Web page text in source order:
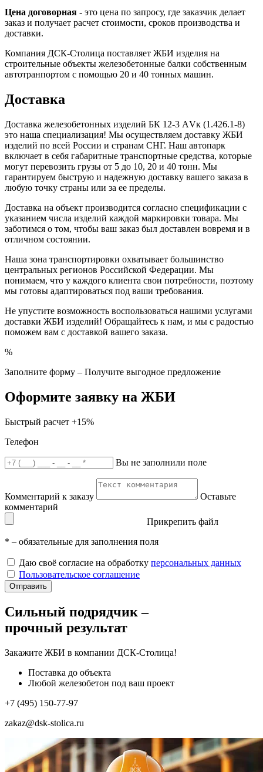
Цена договорная - это цена по запросу, где заказчик делает
заказ и получает расчет стоимости, сроков производства и
доставки.
Компания ДСК-Столица поставляет ЖБИ изделия на
строительные объекты железобетонные балки собственным
автотранпортом с помощью 20 и 40 тонных машин.
Доставка
Доставка железобетонных изделий БК 12-3 АVк (1.426.1-8)
это наша специализация! Мы осуществляем доставку ЖБИ
изделий по всей России и странам СНГ. Наш автопарк
включает в себя габаритные транспортные средства, которые
могут перевозить грузы от 5 до 10, 20 и 40 тонн. Мы
гарантируем быструю и надежную доставку вашего заказа в
любую точку страны или за ее пределы.
Доставка на объект производится согласно спецификации с
указанием числа изделий каждой маркировки товара. Мы
заботимся о том, чтобы ваш заказ был доставлен вовремя и в
отличном состоянии.
Наша зона транспортировки охватывает большинство
центральных регионов Российской Федерации. Мы
понимаем, что у каждого клиента свои потребности, поэтому
мы готовы адаптироваться под ваши требования.
Не упустите возможность воспользоваться нашими услугами
доставки ЖБИ изделий! Обращайтесь к нам, и мы с радостью
поможем вам с доставкой вашего заказа.
%
Заполните форму – Получите выгодное предложение
Оформите заявку на ЖБИ
Быстрый расчет +15%
Телефон
Вы не заполнили поле
Комментарий к заказу
Оставьте
комментарий
Прикрепить файл
* – обязательные для заполнения поля
Даю своё согласие на обработку персональных данных
Пользовательское соглашение
Отправить
Сильный подрядчик –
прочный результат
Закажите ЖБИ в компании ДСК-Столица!
Поставка до объекта
Любой железобетон под ваш проект
+7 (495) 150-77-97
zakaz@dsk-stolica.ru